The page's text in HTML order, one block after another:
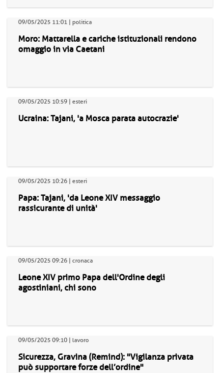
09/05/2025 11:01 | politica
Moro: Mattarella e cariche istituzionali rendono
omaggio in via Caetani
09/05/2025 10:59 | esteri
Ucraina: Tajani, 'a Mosca parata autocrazie'
09/05/2025 10:26 | esteri
Papa: Tajani, 'da Leone XIV messaggio
rassicurante di unità'
09/05/2025 09:26 | cronaca
Leone XIV primo Papa dell'Ordine degli
agostiniani, chi sono
09/05/2025 09:10 | lavoro
Sicurezza, Gravina (Remind): "Vigilanza privata
può supportare forze dell’ordine"